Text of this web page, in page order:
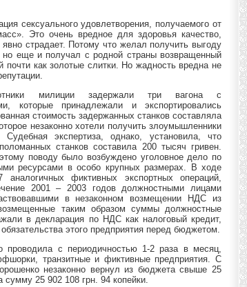
сексуального удовлетворения, получаемого от
Это очень вредное для здоровья качество,
страдает. Потому что желал получить выгоду
еще и получал с родной страны возвращенный
как золотые слитки. Но жадность вредна не
милиции задержали три вагона с
которые принадлежали и экспортировались
стоимость задержанных станков составляла
незаконно хотели получить злоумышленники
экспертиза, однако, установила, что
станков составила 200 тысяч гривен.
поводу было возбуждено уголовное дело по
ресурсами в особо крупных размерах. В ходе
фиктивных экспортных операций,
2001 – 2003 годов должностными лицами
в незаконном возмещении НДС из
таким образом суммы должностные
в декларация по НДС как налоговый кредит,
этого предприятия перед бюджетом.
с периодичностью 1-2 раза в месяц,
транзитные и фиктивные предприятия. С
незаконно вернул из бюджета свыше 25
25 902 108 грн. 94 копейки.